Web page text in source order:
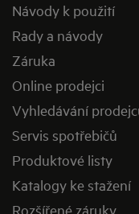
Návody k použití
Rady a návody
Záruka
Online prodejci
Vyhledávání
Servis spotřebičů
Produktové listy
Katalogy ke stažení
Rozšířené záruky